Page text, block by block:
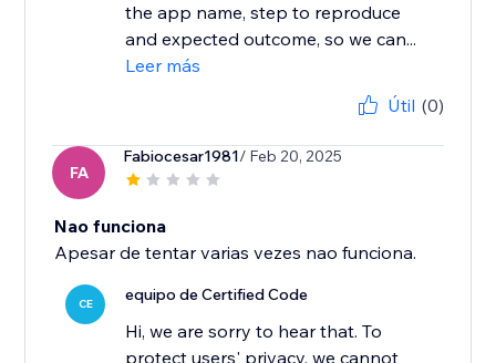
the app name, step to reproduce
and expected outcome, so we can...
Leer más
Útil (0)
FA
Fabiocesar1981/ Feb 20, 2025
Nao funciona
Apesar de tentar varias vezes nao funciona.
CE equipo de Certified Code
Hi, we are sorry to hear that. To
protect users' privacy, we cannot